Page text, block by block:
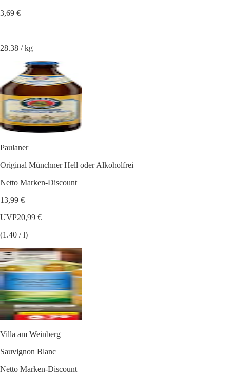
3,69 €
28.38 / kg
Paulaner
Original Münchner Hell oder Alkoholfrei
Netto Marken-Discount
13,99 €
UVP20,99 €
(1.40 / l)
Villa am Weinberg
Sauvignon Blanc
Netto Marken-Discount